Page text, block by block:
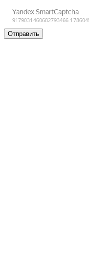
Отправить